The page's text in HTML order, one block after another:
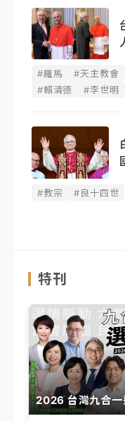
#羅馬 #天主教會
#賴清德
#李世明
#教宗 #良十四世
特刊
2026 台灣九合一